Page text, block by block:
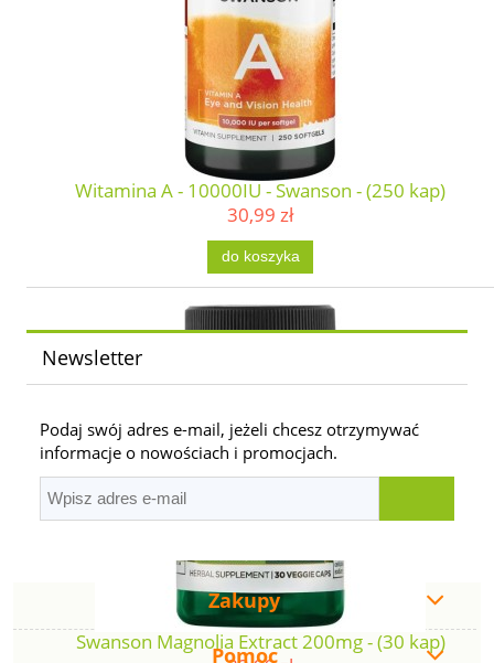
Witamina A - 10000IU - Swanson - (250 kap)
30,99 zł
do koszyka
Swanson Magnolia Extract 200mg - (30 kap)
Newsletter
Podaj swój adres e-mail, jeżeli chcesz otrzymywać
informacje o nowościach i promocjach.
Zakupy
Pomoc